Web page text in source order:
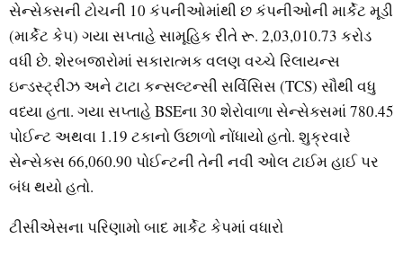
સેન્સેક્સની ટોચની 10 કંપનીઓમાંથી છ કંપનીઓની માર્કેટ મૂડી
(માર્કેટ કેપ) ગયા સપ્તાહે સામૂહિક રીતે રૂ. 2,03,010.73 કરોડ
વધી છે. શેરબજારોમાં સકારાત્મક વલણ વચ્ચે રિલાયન્સ
ઇન્ડસ્ટ્રીઝ અને ટાટા કન્સલ્ટન્સી સર્વિસિસ (TCS) સૌથી વધુ
વધ્યા હતા. ગયા સપ્તાહે BSEના 30 શેરોવાળા સેન્સેક્સમાં 780.45
પોઈન્ટ અથવા 1.19 ટકાનો ઉછાળો નોંધાયો હતો. શુક્રવારે
સેન્સેક્સ 66,060.90 પોઈન્ટની તેની નવી ઓલ ટાઈમ હાઈ પર
બંધ થયો હતો.
ટીસીએસના પરિણામો બાદ માર્કેટ કેપમાં વધારો